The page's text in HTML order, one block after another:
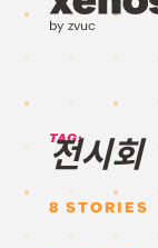
by zvuc
TAG:
전시회
8 STORIES